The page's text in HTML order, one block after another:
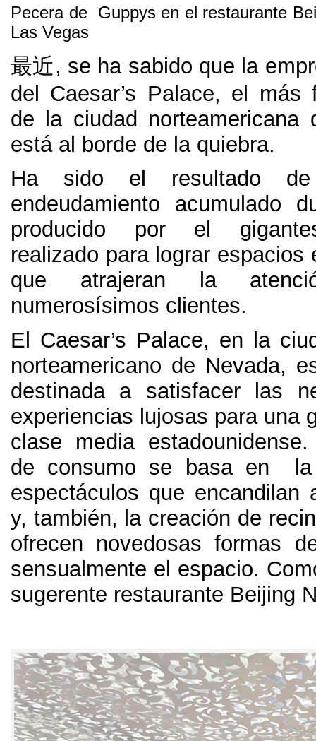
Pecera de Guppys en el restaurante
Las Vegas
最近, se ha sabido que la
del Caesar’s Palace, el más
de la ciudad norteamericana
está al borde de la quiebra.
Ha sido el resultado
endeudamiento acumulado
producido por el
realizado para lograr espacios
que atrajeran la
numerosísimos clientes.
El Caesar’s Palace, en la
norteamericano de Nevada,
destinada a satisfacer las
experiencias lujosas para una
clase media estadounidense
de consumo se basa en la
espectáculos que encandilan
y, también, la creación de
ofrecen novedosas formas
sensualmente el espacio.
sugerente restaurante Beijing